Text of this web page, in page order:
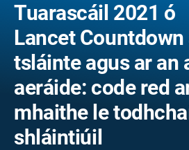
Tuarascáil 2021 ó
Lancet Countdown
tsláinte agus ar an
aeráide: code red
mhaithe le
shláintiúil